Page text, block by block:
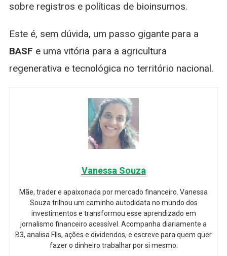
sobre registros e políticas de bioinsumos.
Este é, sem dúvida, um passo gigante para a
BASF e uma vitória para a agricultura
regenerativa e tecnológica no território nacional.
Vanessa Souza
Mãe, trader e apaixonada por mercado financeiro. Vanessa
Souza trilhou um caminho autodidata no mundo dos
investimentos e transformou esse aprendizado em
jornalismo financeiro acessível. Acompanha diariamente a
B3, analisa FIIs, ações e dividendos, e escreve para quem quer
fazer o dinheiro trabalhar por si mesmo.